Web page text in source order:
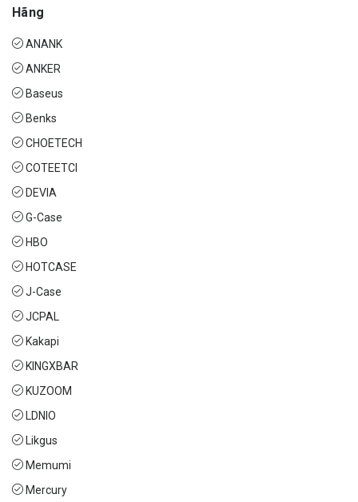
Hãng
ANANK
ANKER
Baseus
Benks
CHOETECH
COTEETCI
DEVIA
G-Case
HBO
HOTCASE
J-Case
JCPAL
Kakapi
KINGXBAR
KUZOOM
LDNIO
Likgus
Memumi
Mercury